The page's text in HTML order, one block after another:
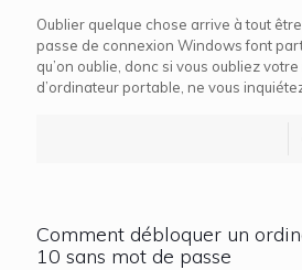
Oublier quelque chose arrive à tout
passe de connexion Windows font
qu’on oublie, donc si vous oubliez
d’ordinateur portable, ne vous
Comment débloquer un
10 sans mot de passe